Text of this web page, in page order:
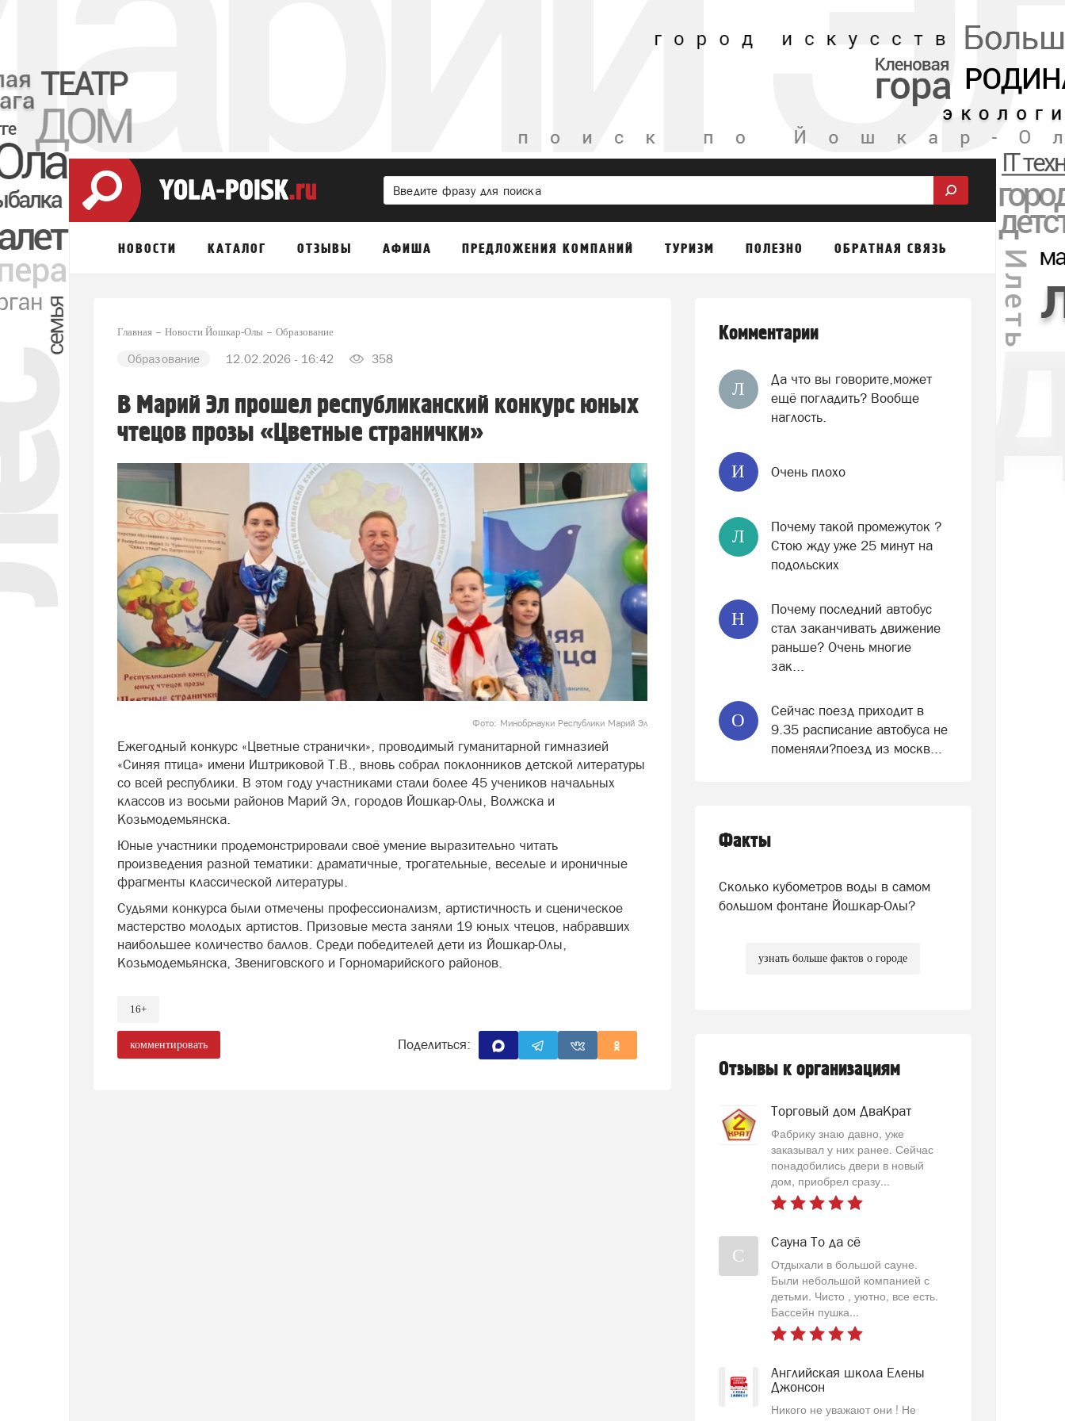
НОВОСТИ КАТАЛОГ ОТЗЫВЫ АФИША ПРЕДЛОЖЕНИЯ КОМПАНИЙ ТУРИЗМ ПОЛЕЗНО ОБРАТНАЯ СВЯЗЬ
Главная Новости Йошкар-Олы Образование
Образование 12.02.2026 - 16:42 358
В Марий Эл прошел республиканский конкурс юных
чтецов прозы «Цветные странички»
Фото: Минобрнауки Республики Марий Эл
Ежегодный конкурс «Цветные странички», проводимый гуманитарной гимназией
«Синяя птица» имени Иштриковой Т.В., вновь собрал поклонников детской литературы
со всей республики. В этом году участниками стали более 45 учеников начальных
классов из восьми районов Марий Эл, городов Йошкар-Олы, Волжска и
Козьмодемьянска.
Юные участники продемонстрировали своё умение выразительно читать
произведения разной тематики: драматичные, трогательные, веселые и ироничные
фрагменты классической литературы.
Судьями конкурса были отмечены профессионализм, артистичность и сценическое
мастерство молодых артистов. Призовые места заняли 19 юных чтецов, набравших
наибольшее количество баллов. Среди победителей дети из Йошкар-Олы,
Козьмодемьянска, Звениговского и Горномарийского районов.
16+
комментировать Поделиться:
Комментарии
Л
Да что вы говорите,может
ещё погладить? Вообще
наглость.
И Очень плохо
Л
Почему такой промежуток ?
Стою жду уже 25 минут на
подольских
Н
Почему последний автобус
стал заканчивать движение
раньше? Очень многие
зак...
О
Сейчас поезд приходит в
9.35 расписание автобуса не
поменяли?поезд из москв...
Факты
Сколько кубометров воды в самом
большом фонтане Йошкар-Олы?
узнать больше фактов о городе
Отзывы к организациям
Торговый дом ДваКрат
Фабрику знаю давно, уже
заказывал у них ранее. Сейчас
понадобились двери в новый
дом, приобрел сразу...
С
Сауна То да сё
Отдыхали в большой сауне.
Были небольшой компанией с
детьми. Чисто , уютно, все есть.
Бассейн пушка...
Английская школа Елены
Джонсон
Никого не уважают они ! Не